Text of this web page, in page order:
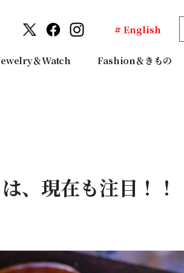
# English
＆Watch Fashion＆きもの
、現在も注目！！